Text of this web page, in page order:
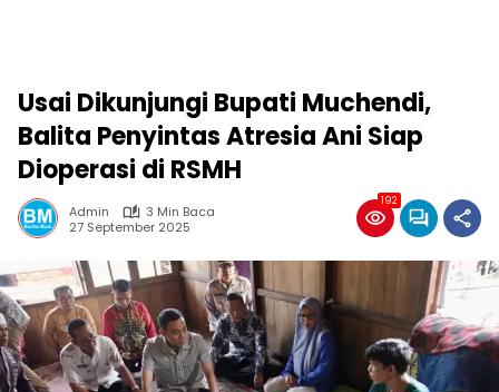
Usai Dikunjungi Bupati Muchendi,
Balita Penyintas Atresia Ani Siap
Dioperasi di RSMH
Admin
3 Min Baca
27 September 2025
192